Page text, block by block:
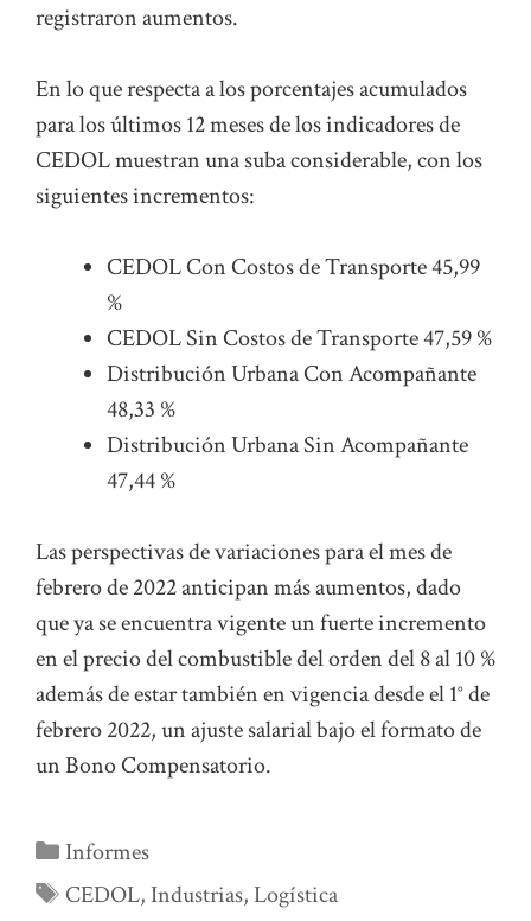
registraron aumentos.
En lo que respecta a los porcentajes acumulados
para los últimos 12 meses de los indicadores de
CEDOL muestran una suba considerable, con los
siguientes incrementos:
CEDOL Con Costos de Transporte 45,99
%
CEDOL Sin Costos de Transporte 47,59 %
Distribución Urbana Con Acompañante
48,33 %
Distribución Urbana Sin Acompañante
47,44 %
Las perspectivas de variaciones para el mes de
febrero de 2022 anticipan más aumentos, dado
que ya se encuentra vigente un fuerte incremento
en el precio del combustible del orden del 8 al 10 %
además de estar también en vigencia desde el 1° de
febrero 2022, un ajuste salarial bajo el formato de
un Bono Compensatorio.
Categorías
Informes
Etiquetas
CEDOL, Industrias,Logística